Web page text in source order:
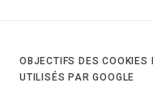
OBJECTIFS DES COOKIES
UTILISÉS PAR GOOGLE